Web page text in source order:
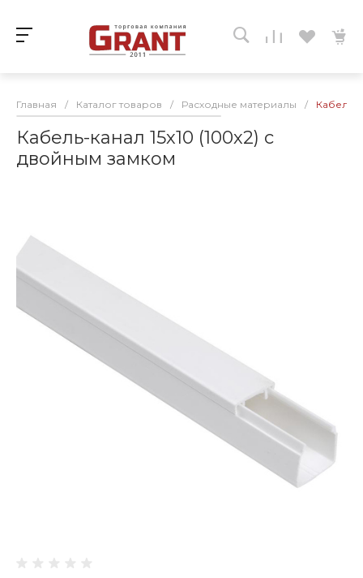
Главная / Каталог товаров / Расходные материалы / Кабель-
Кабель-канал 15х10 (100х2) с
двойным замком